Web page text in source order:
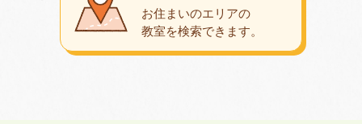
お住まいのエリアの
教室を検索できます。